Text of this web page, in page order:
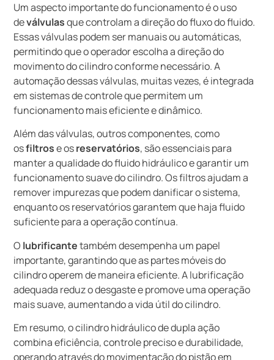
Um aspecto importante do funcionamento é o uso
deválvulasque controlam a direção do fluxo do fluido.
Essas válvulas podem ser manuais ou automáticas,
permitindo que o operador escolha a direção do
movimento do cilindro conforme necessário. A
automação dessas válvulas, muitas vezes, é integrada
em sistemas de controle que permitem um
funcionamento mais eficiente e dinâmico.
Além das válvulas, outros componentes, como
osfiltrose osreservatórios, são essenciais para
manter a qualidade do fluido hidráulico e garantir um
funcionamento suave do cilindro. Os filtros ajudam a
remover impurezas que podem danificar o sistema,
enquanto os reservatórios garantem que haja fluido
suficiente para a operação contínua.
O lubrificantetambém desempenha um papel
importante, garantindo que as partes móveis do
cilindro operem de maneira eficiente. A lubrificação
adequada reduz o desgaste e promove uma operação
mais suave, aumentando a vida útil do cilindro.
Em resumo, o cilindro hidráulico de dupla ação
combina eficiência, controle preciso e durabilidade,
operando através do movimentação do pistão em